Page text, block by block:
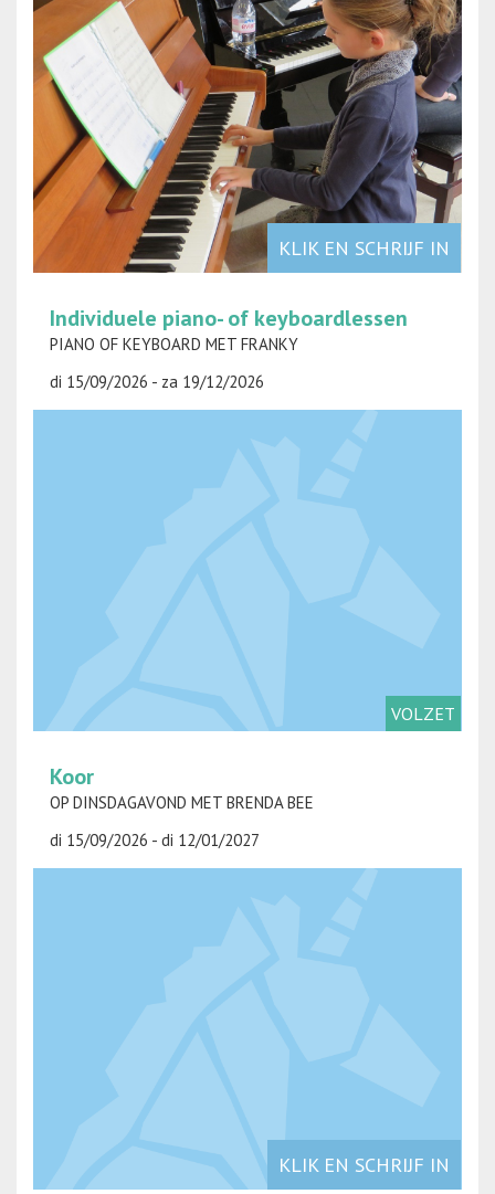
KLIK EN SCHRIJF IN
Individuele piano- of keyboardlessen
PIANO OF KEYBOARD MET FRANKY
di 15/09/2026 - za 19/12/2026
VOLZET
Koor
OP DINSDAGAVOND MET BRENDA BEE
di 15/09/2026 - di 12/01/2027
KLIK EN SCHRIJF IN